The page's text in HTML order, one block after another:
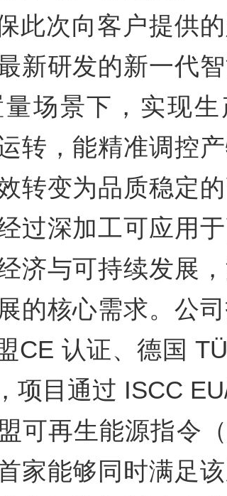
次向客户提供的
新研发的新一代
场景下，实现生
转，能精准调控产
转变为品质稳定
过深加工可应用
济与可持续发展
的核心需求。公
CE 认证、德国
项目通过 ISCC
可再生能源指令（
家能够同时满足